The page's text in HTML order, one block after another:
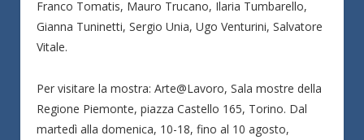
Franco Tomatis, Mauro Trucano, Ilaria Tumbarello,
Gianna Tuninetti, Sergio Unia, Ugo Venturini, Salvatore
Vitale.
Per visitare la mostra: Arte@Lavoro, Sala mostre della
Regione Piemonte, piazza Castello 165, Torino. Dal
martedì alla domenica, 10-18, fino al 10 agosto,